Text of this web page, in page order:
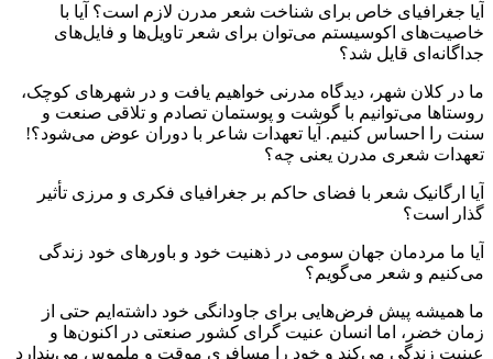
آیا جغرافیای خاص برای شناخت شعر مدرن لازم است؟ آیا با
خاصیت‌های اکوسیستم می‌توان برای شعر تاویل‌ها و فایل‌های
جداگانه‌ای قایل شد؟
ما در کلان شهر، دیدگاه مدرنی خواهیم یافت و در شهرهای کوچک،
روستاها می‌توانیم با گوشت و پوستمان تصادم و تلاقی صنعت و
سنت را احساس کنیم. آیا تعهدات شاعر با دوران عوض می‌شود؟!
تعهدات شعری مدرن یعنی چه؟
آیا ارگانیک شعر با فضای حاکم بر جغرافیای فکری و مرزی تأثیر
گذار است؟
آیا ما مردمان جهان سومی در ذهنیت خود و باورهای خود زندگی
می‌کنیم و شعر می‌گویم؟
ما همیشه پیش فرض‌هایی برای جاودانگی خود داشته‌ایم حتی از
زمان خضر، اما انسان عنیت گرای کشور صنعتی در اکنون‌ها و
عینیت‌ زندگی می‌کند و خود را مسافری موقت و ملموس می‌پندارد